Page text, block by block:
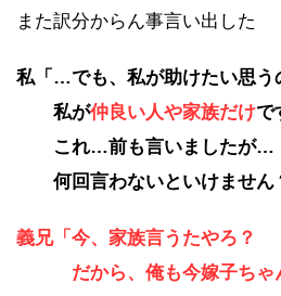
また訳分からん事言い出した
私「…でも、私が助けたい思う
私が仲良い人や家族だけで
これ…前も言いましたが…
何回言わないといけません
義兄「今、家族言うたやろ？
だから、俺も今嫁子ちゃ